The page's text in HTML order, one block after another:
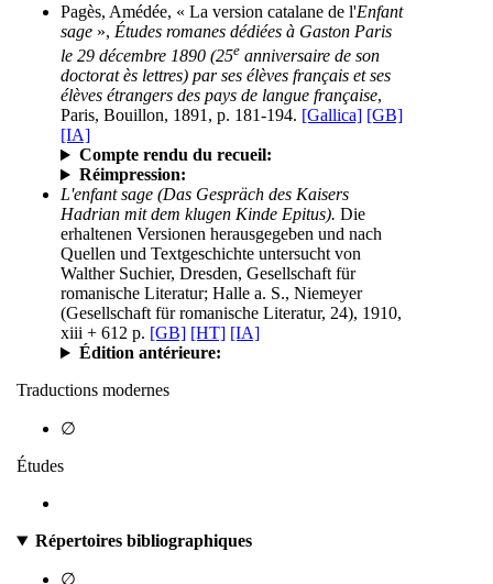
Pagès, Amédée, « La version catalane de l'Enfant
sage », Études romanes dédiées à Gaston Paris
le 29 décembre 1890 (25e anniversaire de son
doctorat ès lettres) par ses élèves français et ses
élèves étrangers des pays de langue française,
Paris, Bouillon, 1891, p. 181-194. [Gallica] [GB]
[IA]
Compte rendu du recueil:
Réimpression:
L'enfant sage (Das Gespräch des Kaisers
Hadrian mit dem klugen Kinde Epitus). Die
erhaltenen Versionen herausgegeben und nach
Quellen und Textgeschichte untersucht von
Walther Suchier, Dresden, Gesellschaft für
romanische Literatur; Halle a. S., Niemeyer
(Gesellschaft für romanische Literatur, 24), 1910,
xiii + 612 p. [GB] [HT] [IA]
Édition antérieure:
Traductions modernes
∅
Études
Répertoires bibliographiques
∅